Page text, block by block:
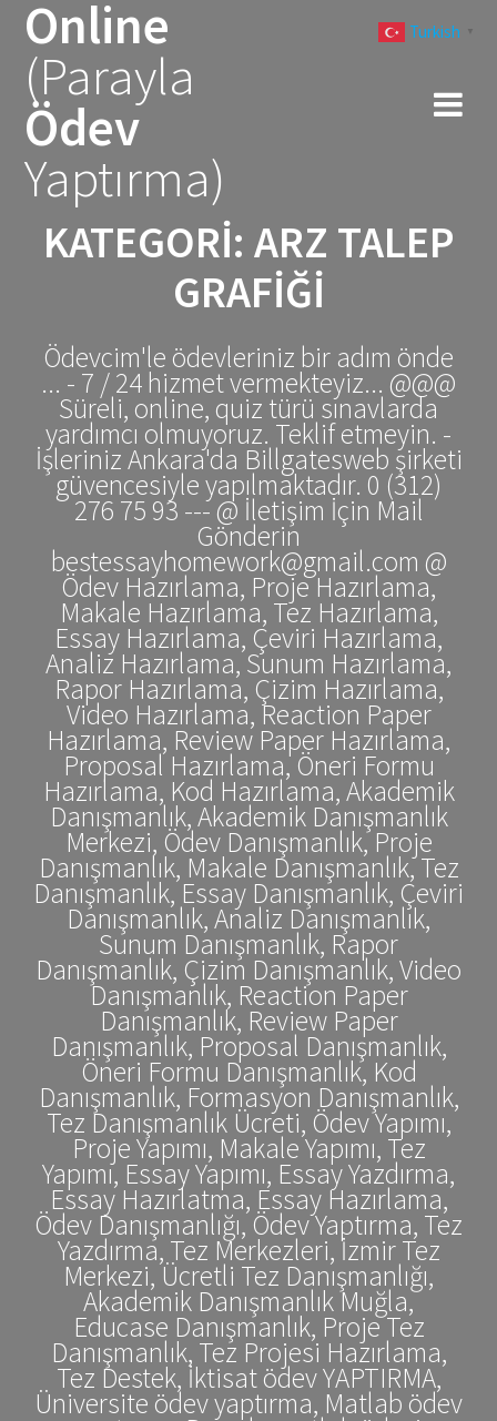
Online
(Parayla
Ödev
Yaptırma)
KATEGORI: ARZ TALEP
GRAFIĞI
Ödevcim'le ödevleriniz bir adım önde
... - 7 / 24 hizmet vermekteyiz... @@@
Süreli, online, quiz türü sınavlarda
yardımcı olmuyoruz. Teklif etmeyin. -
İşleriniz Ankara'da Billgatesweb şirketi
güvencesiyle yapılmaktadır. 0 (312)
276 75 93 --- @ İletişim İçin Mail
Gönderin
bestessayhomework@gmail.com @
Ödev Hazırlama, Proje Hazırlama,
Makale Hazırlama, Tez Hazırlama,
Essay Hazırlama, Çeviri Hazırlama,
Analiz Hazırlama, Sunum Hazırlama,
Rapor Hazırlama, Çizim Hazırlama,
Video Hazırlama, Reaction Paper
Hazırlama, Review Paper Hazırlama,
Proposal Hazırlama, Öneri Formu
Hazırlama, Kod Hazırlama, Akademik
Danışmanlık, Akademik Danışmanlık
Merkezi, Ödev Danışmanlık, Proje
Danışmanlık, Makale Danışmanlık, Tez
Danışmanlık, Essay Danışmanlık, Çeviri
Danışmanlık, Analiz Danışmanlık,
Sunum Danışmanlık, Rapor
Danışmanlık, Çizim Danışmanlık, Video
Danışmanlık, Reaction Paper
Danışmanlık, Review Paper
Danışmanlık, Proposal Danışmanlık,
Öneri Formu Danışmanlık, Kod
Danışmanlık, Formasyon Danışmanlık,
Tez Danışmanlık Ücreti, Ödev Yapımı,
Proje Yapımı, Makale Yapımı, Tez
Yapımı, Essay Yapımı, Essay Yazdırma,
Essay Hazırlatma, Essay Hazırlama,
Ödev Danışmanlığı, Ödev Yaptırma, Tez
Yazdırma, Tez Merkezleri, İzmir Tez
Merkezi, Ücretli Tez Danışmanlığı,
Akademik Danışmanlık Muğla,
Educase Danışmanlık, Proje Tez
Danışmanlık, Tez Projesi Hazırlama,
Tez Destek, İktisat ödev YAPTIRMA,
Üniversite ödev yaptırma, Matlab ödev
Turkish ▼